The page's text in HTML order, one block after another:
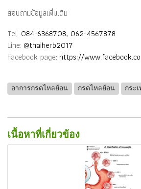
สอบถามข้อมูลเพิ่มเติม
Tel: 084-6368708, 062-4567878
Line: @thaiherb2017
Facebook page: https://
อาการกรดไหลย้อน กรดไหลย้อน กระ
เนื้อหาที่เกี่ยวข้อง